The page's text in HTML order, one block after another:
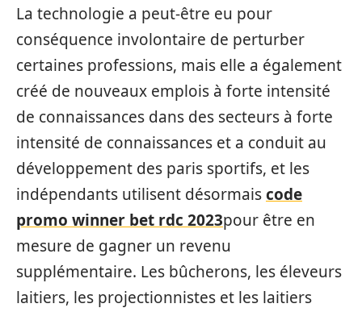
La technologie a peut-être eu pour
conséquence involontaire de perturber
certaines professions, mais elle a également
créé de nouveaux emplois à forte intensité
de connaissances dans des secteurs à forte
intensité de connaissances et a conduit au
développement des paris sportifs, et les
indépendants utilisent désormaiscode
promo winner bet rdc 2023pour être en
mesure de gagner un revenu
supplémentaire. Les bûcherons, les éleveurs
laitiers, les projectionnistes et les laitiers